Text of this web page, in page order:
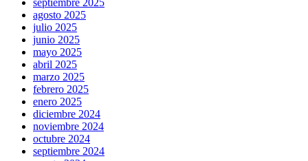
septiembre 2025
agosto 2025
julio 2025
junio 2025
mayo 2025
abril 2025
marzo 2025
febrero 2025
enero 2025
diciembre 2024
noviembre 2024
octubre 2024
septiembre 2024